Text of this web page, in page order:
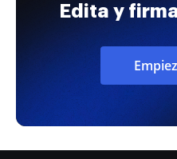
Edita y